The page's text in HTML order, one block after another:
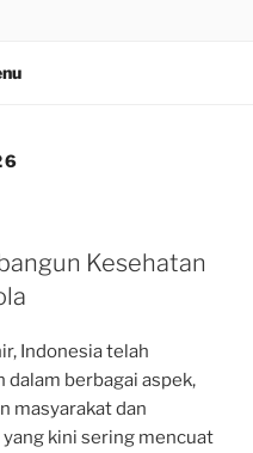
Kesehatan
Indonesia telah
dalam berbagai aspek,
masyarakat dan
yang kini sering mencuat